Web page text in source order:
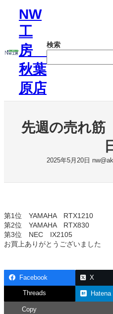
ッ
NW
工
房
秋葉
原店
検索
先週の売れ
2025年5月20日
第1位 YAMAHA RTX1210
第2位 YAMAHA RTX830
第3位 NEC IX2105
お買上ありがとうございました
Facebook X
Threads Hatena
Copy